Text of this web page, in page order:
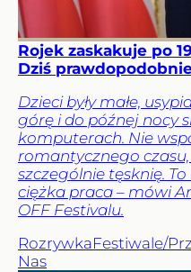
Rojek zaskakuje po
Dziś
Dzieci były małe,
górę i do późnej nocy
komputerach. Nie
romantycznego
szczególnie tęsknię.
ciężka praca – mówi
OFF Festivalu.
RozrywkaFestiwale/
Nas